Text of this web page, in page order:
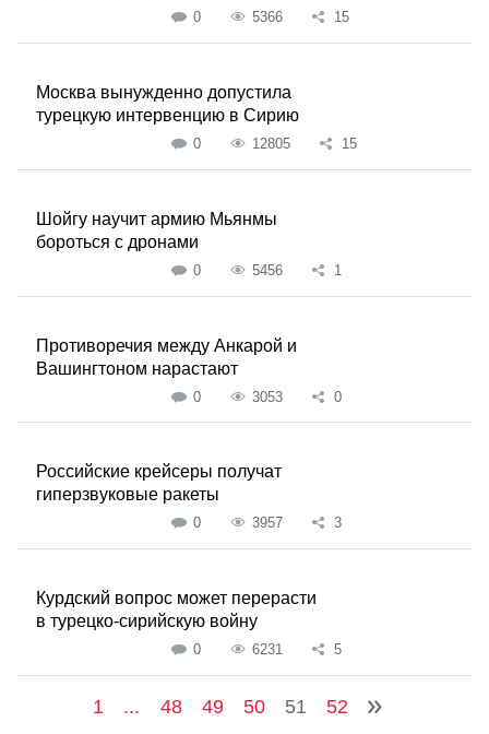
0 5366 15
Москва вынужденно допустила
турецкую интервенцию в Сирию
0 12805 15
Шойгу научит армию Мьянмы
бороться с дронами
0 5456 1
Противоречия между Анкарой и
Вашингтоном нарастают
0 3053 0
Российские крейсеры получат
гиперзвуковые ракеты
0 3957 3
Курдский вопрос может перерасти
в турецко-сирийскую войну
0 6231 5
1 ... 48 49 50 51 52